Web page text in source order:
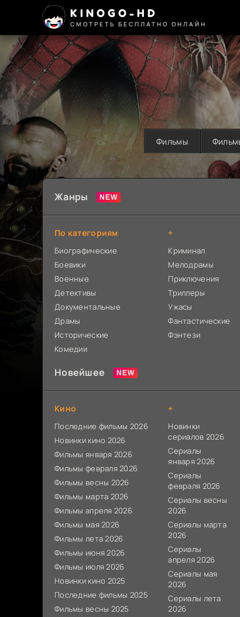
KINOGO-HD
СМОТРЕТЬ БЕСПЛАТНО ОНЛАЙН
Фильмы
Жанры
По категориям
Биографические
Боевики
Военные
Детективы
Документальные
Драмы
Исторические
Комедии
+
Криминал
Мелодрамы
Приключения
Триллеры
Ужасы
Фантастические
Фэнтези
Новейшее
Кино
Последние фильмы 2026
Новинки кино 2026
Фильмы января 2026
Фильмы февраля 2026
Фильмы весны 2026
Фильмы марта 2026
Фильмы апреля 2026
Фильмы мая 2026
Фильмы лета 2026
Фильмы июня 2026
Фильмы июля 2026
Новинки кино 2025
Последние фильмы 2025
Фильмы весны 2025
+
Новинки
сериалов 2026
Сериалы
января 2026
Сериалы
февраля 2026
Сериалы весны
2026
Сериалы марта
2026
Сериалы
апреля 2026
Сериалы мая
2026
Сериалы лета
2026